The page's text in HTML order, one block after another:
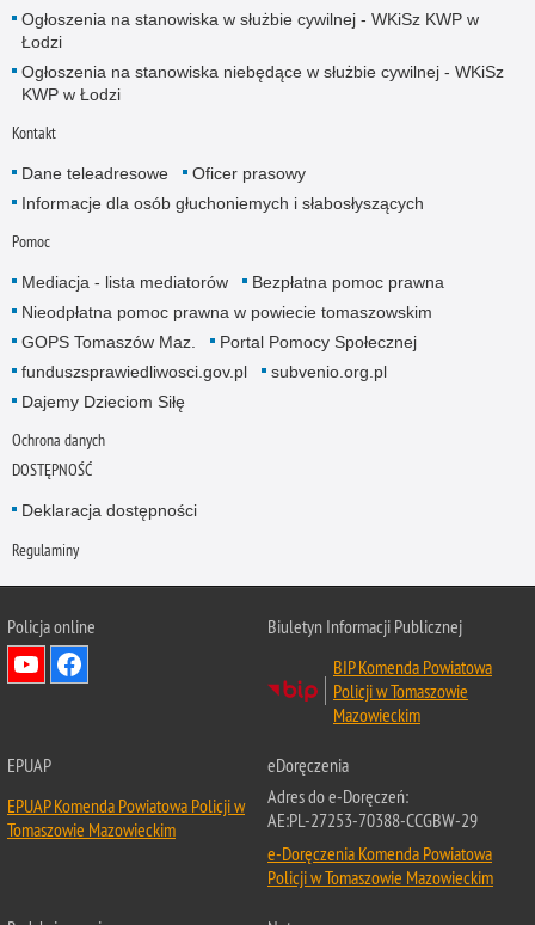
Ogłoszenia na stanowiska w służbie cywilnej - WKiSz KWP w
Łodzi
Ogłoszenia na stanowiska niebędące w służbie cywilnej - WKiSz
KWP w Łodzi
Kontakt
Dane teleadresowe
Oficer prasowy
Informacje dla osób głuchoniemych i słabosłyszących
Pomoc
Mediacja - lista mediatorów
Bezpłatna pomoc prawna
Nieodpłatna pomoc prawna w powiecie tomaszowskim
GOPS Tomaszów Maz.
Portal Pomocy Społecznej
funduszsprawiedliwosci.gov.pl
subvenio.org.pl
Dajemy Dzieciom Siłę
Ochrona danych
DOSTĘPNOŚĆ
Deklaracja dostępności
Regulaminy
Policja online
Biuletyn Informacji Publicznej
BIP Komenda Powiatowa
Policji w Tomaszowie
Mazowieckim
EPUAP
EPUAP Komenda Powiatowa Policji w
Tomaszowie Mazowieckim
eDoręczenia
Adres do e-Doręczeń:
AE:PL-27253-70388-CCGBW-29
e-Doręczenia Komenda Powiatowa
Policji w Tomaszowie Mazowieckim